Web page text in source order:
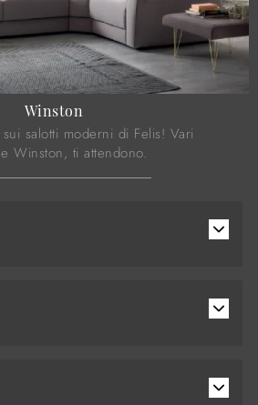
Winston
salotti moderni di Felis! Vari
Winston, ti attendono.